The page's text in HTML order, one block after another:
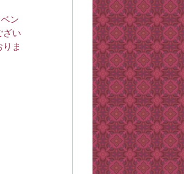
ン
ざい
ま